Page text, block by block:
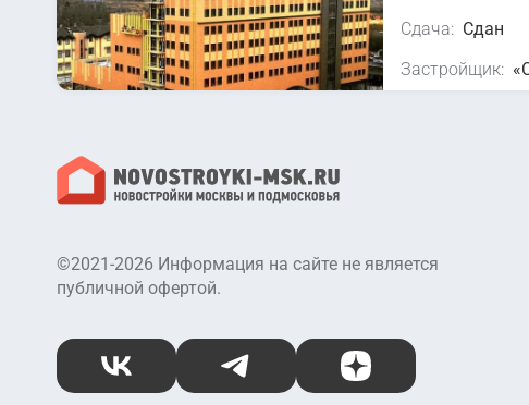
Сдача: Сдан
Застройщик:
©2021-2026 Информация на сайте не является
публичной офертой.
ВКонтакте Telegram Дзен